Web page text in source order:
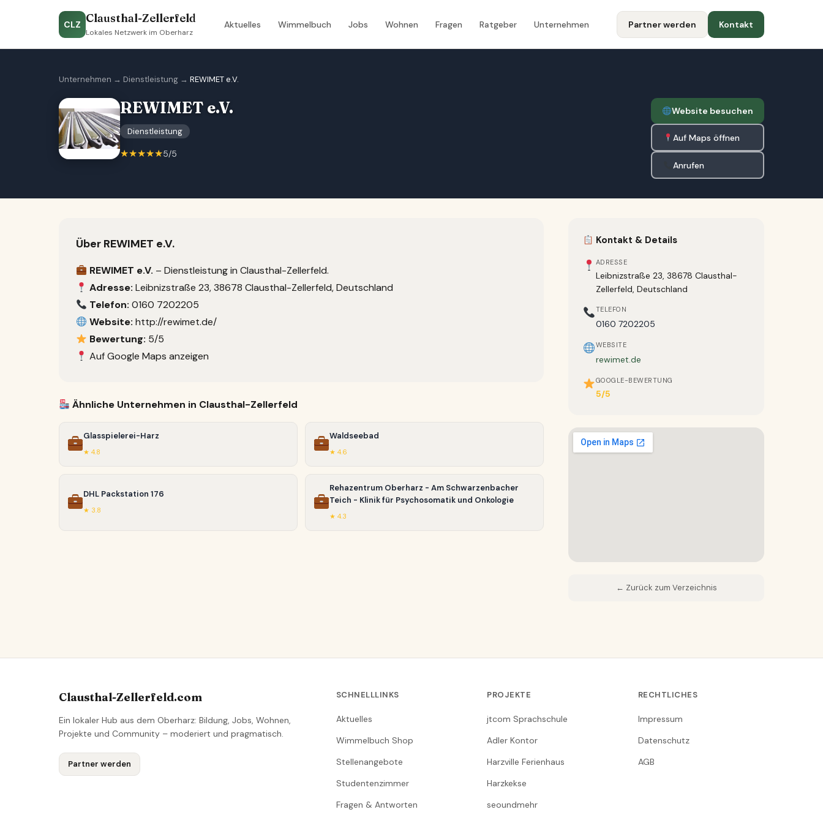
CLZ Clausthal-Zellerfeld
Lokales Netzwerk im Oberharz
Aktuelles Wimmelbuch Jobs Wohnen Fragen Ratgeber Unternehmen Partner werden Kontakt
Unternehmen → Dienstleistung → REWIMET e.V.
REWIMET e.V.
Dienstleistung
★★★★★5/5
Website besuchen
Auf Maps öffnen
Anrufen
Über REWIMET e.V.
REWIMET e.V. – Dienstleistung in Clausthal-Zellerfeld.
Adresse: Leibnizstraße 23, 38678 Clausthal-Zellerfeld, Deutschland
Telefon: 0160 7202205
Website: http://rewimet.de/
Bewertung: 5/5
Auf Google Maps anzeigen
Ähnliche Unternehmen in Clausthal-Zellerfeld
Glasspielerei-Harz
★ 4.8
Waldseebad
★ 4.6
DHL Packstation 176
★ 3.8
Rehazentrum Oberharz - Am Schwarzenbacher
Teich - Klinik für Psychosomatik und Onkologie
★ 4.3
Kontakt & Details
ADRESSE
Leibnizstraße 23, 38678 Clausthal-
Zellerfeld, Deutschland
TELEFON
0160 7202205
WEBSITE
rewimet.de
GOOGLE-BEWERTUNG
5/5
← Zurück zum Verzeichnis
Clausthal-Zellerfeld.com
Ein lokaler Hub aus dem Oberharz: Bildung, Jobs, Wohnen,
Projekte und Community – moderiert und pragmatisch.
Partner werden
SCHNELLLINKS
Aktuelles
Wimmelbuch Shop
Stellenangebote
Studentenzimmer
Fragen & Antworten
PROJEKTE
jtcom Sprachschule
Adler Kontor
Harzville Ferienhaus
Harzkekse
seoundmehr
RECHTLICHES
Impressum
Datenschutz
AGB